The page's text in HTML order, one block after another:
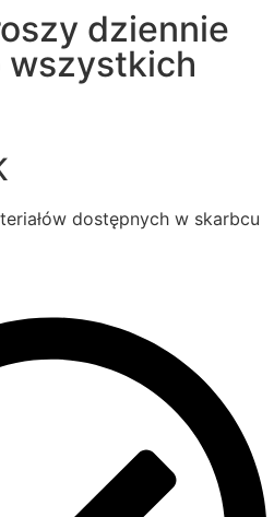
dziennie
wszystkich
dostępnych w skarbcu